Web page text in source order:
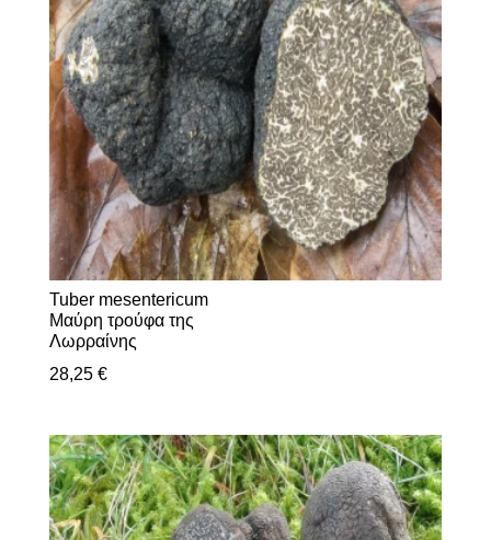
Tuber mesentericum
Μαύρη τρούφα της
Λωρραίνης
28,25 €